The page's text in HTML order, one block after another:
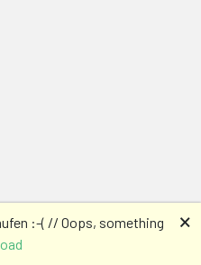
:-( // Oops, something
🗙